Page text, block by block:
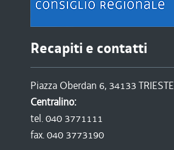
Recapiti e contatti
Piazza Oberdan 6, 34133 TRIESTE
Centralino:
tel. 040 3771111
fax. 040 3773190